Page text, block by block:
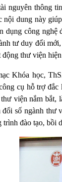
nguyên thông
nội dung này
dụng công
tư duy đổi
động thư viện
Khóa học,
cụ hỗ trợ
viện nắm bắt,
đổi số ngành
trình đào tạo, bồi